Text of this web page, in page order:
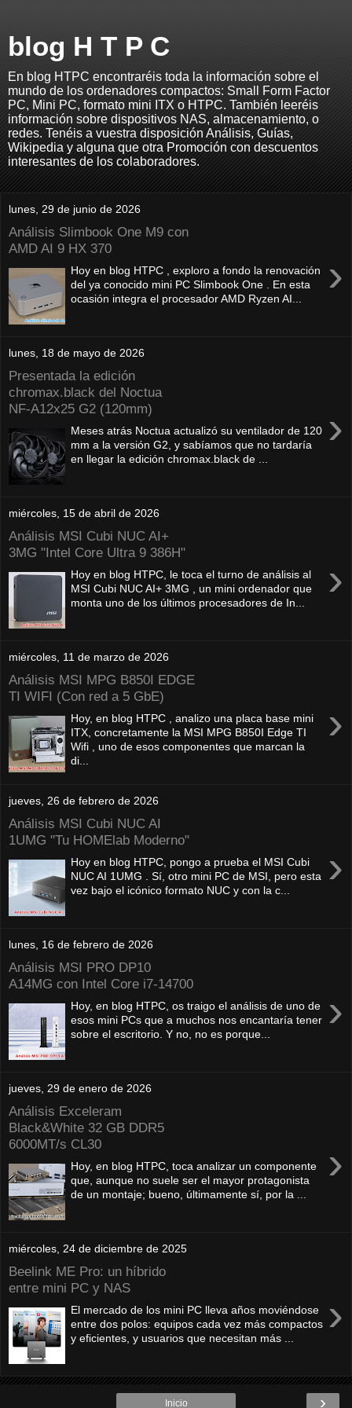
blog H T P C
En blog HTPC encontraréis toda la información sobre el
mundo de los ordenadores compactos: Small Form Factor
PC, Mini PC, formato mini ITX o HTPC. También leeréis
información sobre dispositivos NAS, almacenamiento, o
redes. Tenéis a vuestra disposición Análisis, Guías,
Wikipedia y alguna que otra Promoción con descuentos
interesantes de los colaboradores.
lunes, 29 de junio de 2026
Análisis Slimbook One M9 con
AMD AI 9 HX 370
›
Hoy en blog HTPC , exploro a fondo la renovación
del ya conocido mini PC Slimbook One . En esta
ocasión integra el procesador AMD Ryzen AI...
lunes, 18 de mayo de 2026
Presentada la edición
chromax.black del Noctua
NF‑A12x25 G2 (120mm)
›
Meses atrás Noctua actualizó su ventilador de 120
mm a la versión G2, y sabíamos que no tardaría
en llegar la edición chromax.black de ...
miércoles, 15 de abril de 2026
Análisis MSI Cubi NUC AI+
3MG "Intel Core Ultra 9 386H"
›
Hoy en blog HTPC, le toca el turno de análisis al
MSI Cubi NUC AI+ 3MG , un mini ordenador que
monta uno de los últimos procesadores de In...
miércoles, 11 de marzo de 2026
Análisis MSI MPG B850I EDGE
TI WIFI (Con red a 5 GbE)
›
Hoy, en blog HTPC , analizo una placa base mini
ITX, concretamente la MSI MPG B850I Edge TI
Wifi , uno de esos componentes que marcan la
di...
jueves, 26 de febrero de 2026
Análisis MSI Cubi NUC AI
1UMG "Tu HOMElab Moderno"
›
Hoy en blog HTPC, pongo a prueba el MSI Cubi
NUC AI 1UMG . Sí, otro mini PC de MSI, pero esta
vez bajo el icónico formato NUC y con la c...
lunes, 16 de febrero de 2026
Análisis MSI PRO DP10
A14MG con Intel Core i7-14700
›
Hoy, en blog HTPC, os traigo el análisis de uno de
esos mini PCs que a muchos nos encantaría tener
sobre el escritorio. Y no, no es porque...
jueves, 29 de enero de 2026
Análisis Exceleram
Black&White 32 GB DDR5
6000MT/s CL30
›
Hoy, en blog HTPC, toca analizar un componente
que, aunque no suele ser el mayor protagonista
de un montaje; bueno, últimamente sí, por la ...
miércoles, 24 de diciembre de 2025
Beelink ME Pro: un híbrido
entre mini PC y NAS
›
El mercado de los mini PC lleva años moviéndose
entre dos polos: equipos cada vez más compactos
y eficientes, y usuarios que necesitan más ...
›
Inicio